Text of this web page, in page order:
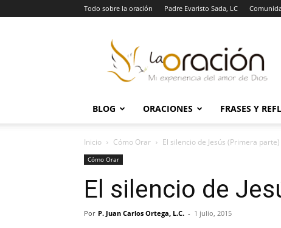
Todo sobre la oración Padre Evaristo Sada, LC
Oración
BLOG ORACIONES FRASES Y
Inicio Cómo Orar El silencio de Jesús (Primera parte)
Cómo Orar
El silencio de
Por P. Juan Carlos Ortega, L.C. - 1 julio, 2015